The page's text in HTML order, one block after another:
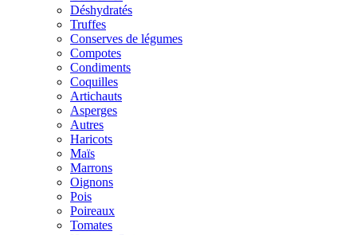
Déshydratés
Truffes
Conserves de légumes
Compotes
Condiments
Coquilles
Artichauts
Asperges
Autres
Haricots
Maïs
Marrons
Oignons
Pois
Poireaux
Tomates